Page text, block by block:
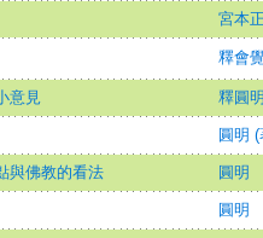
宮本
釋會
意見 釋圓
圓明 (
與佛教的看法 圓明
圓明